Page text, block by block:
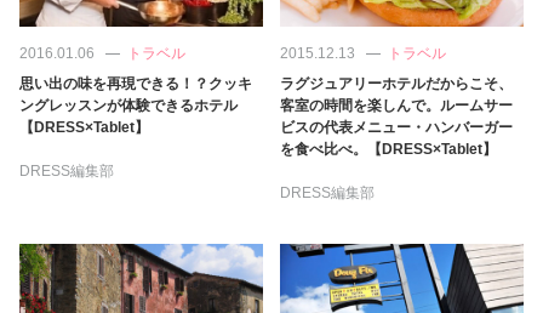
2016.01.06
トラベル
思い出の味を再現できる！？クッキ
ングレッスンが体験できるホテル
【DRESS×Tablet】
DRESS編集部
2015.12.13
トラベル
ラグジュアリーホテルだからこそ、
客室の時間を楽しんで。ルームサー
ビスの代表メニュー・ハンバーガー
を食べ比べ。【DRESS×Tablet】
DRESS編集部